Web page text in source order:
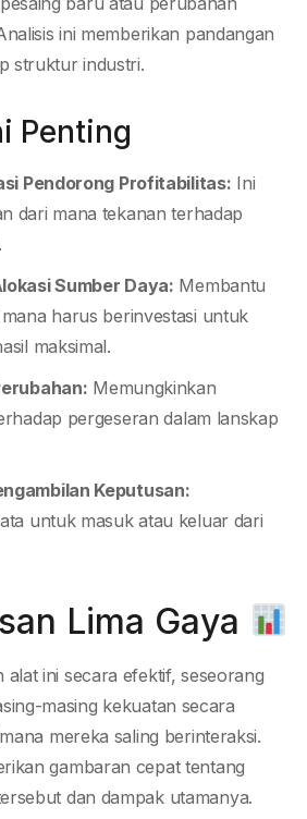
ini memberikan pandangan
struktur industri.
Penting
Pendorong Profitabilitas: Ini
dari mana tekanan terhadap
Sumber Daya: Membantu
harus berinvestasi untuk
maksimal.
Memungkinkan
pergeseran dalam lanskap
Keputusan:
untuk masuk atau keluar dari
Lima Gaya
ini secara efektif, seseorang
masing kekuatan secara
mereka saling berinteraksi.
gambaran cepat tentang
dan dampak utamanya.